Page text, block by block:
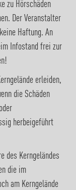
zu Hörschäden
Der Veranstalter
Haftung. An
Infostand frei zur
erleiden,
die Schäden
herbeigeführt
des Kerngeländes
die im
am Kerngelände